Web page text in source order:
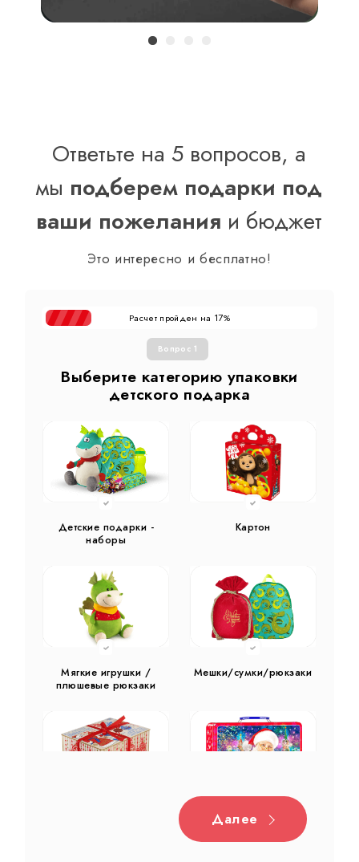
Ответьте на 5 вопросов, а
мы подберем подарки под
ваши пожелания и бюджет
Это интересно и бесплатно!
Расчет пройден на 17%
Вопрос 1
Выберите категорию упаковки
детского подарка
Детские подарки -
наборы
Картон
Мягкие игрушки /
плюшевые рюкзаки
Мешки/сумки/рюкзаки
Жестяная
Далее